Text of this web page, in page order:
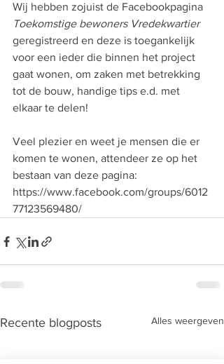
Wij hebben zojuist de Facebookpagina
Toekomstige bewoners Vredekwartier
geregistreerd en deze is toegankelijk
voor een ieder die binnen het project
gaat wonen, om zaken met betrekking
tot de bouw, handige tips e.d. met
elkaar te delen!
Veel plezier en weet je mensen die er
komen te wonen, attendeer ze op het
bestaan van deze pagina:
https://www.facebook.com/groups/6012
77123569480/
Recente blogposts Alles weergeven